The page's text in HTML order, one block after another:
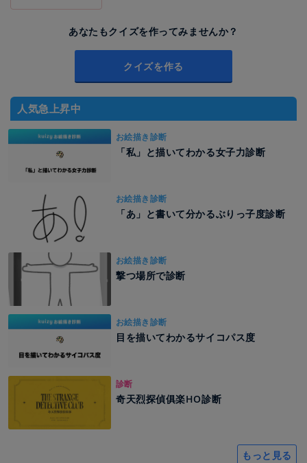
あなたもクイズを作ってみませんか？
クイズを作る
人気急上昇中
お絵描き診断
「私」と描いてわかる女子力診断
お絵描き診断
「あ」と書いて分かるぶりっ子度診断
お絵描き診断
撃つ場所で診断
お絵描き診断
目を描いてわかるサイコパス度
診断
奇天烈探偵俱楽HO診断
もっと見る